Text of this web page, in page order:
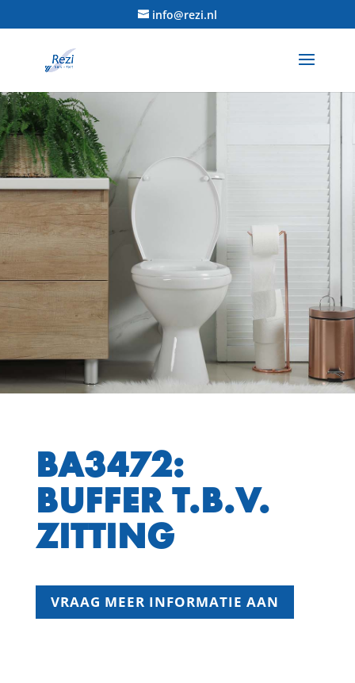
info@rezi.nl
BA3472:
BUFFER T.B.V.
ZITTING
VRAAG MEER INFORMATIE AAN